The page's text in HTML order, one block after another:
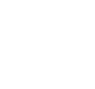
صنعاء، خلال الساعات
زخات كثيفة من البَرَد،
وأظهرت مشاهد متداولة
والمزارع والمنازل،